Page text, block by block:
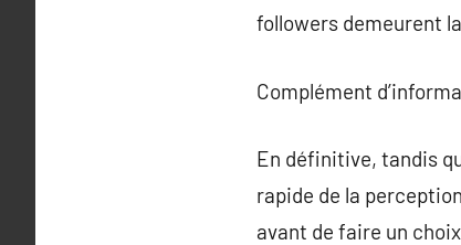
followers demeurent
Complément
En définitive, tandis
rapide de la
avant de faire un